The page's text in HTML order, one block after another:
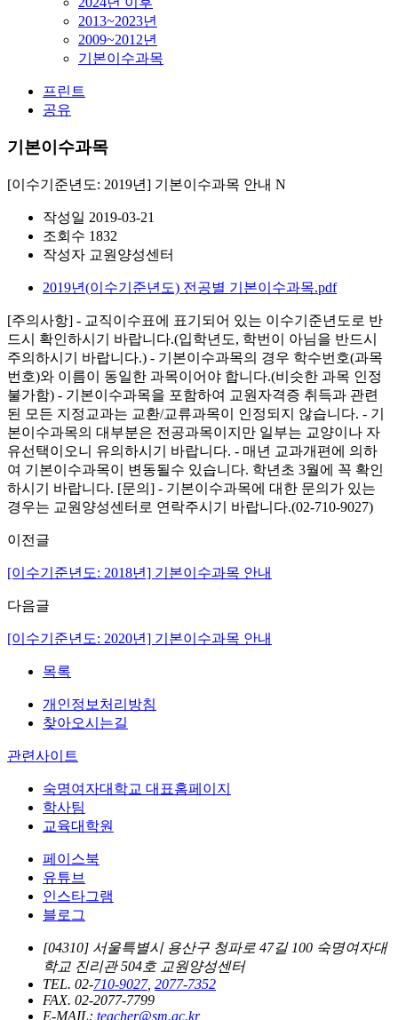
2013~2023년
2009~2012년
기본이수과목
프린트
공유
기본이수과목
[이수기준년도: 2019년] 기본이수과목 안내 N
작성일 2019-03-21
조회수 1832
작성자 교원양성센터
2019년(이수기준년도) 전공별 기본이수과목.pdf
[주의사항] - 교직이수표에 표기되어 있는 이수기준년도로 반
드시 확인하시기 바랍니다.(입학년도, 학번이 아님을 반드시
주의하시기 바랍니다.) - 기본이수과목의 경우 학수번호(과목
번호)와 이름이 동일한 과목이어야 합니다.(비슷한 과목 인정
불가함) - 기본이수과목을 포함하여 교원자격증 취득과 관련
된 모든 지정교과는 교환/교류과목이 인정되지 않습니다. - 기
본이수과목의 대부분은 전공과목이지만 일부는 교양이나 자
유선택이오니 유의하시기 바랍니다. - 매년 교과개편에 의하
여 기본이수과목이 변동될수 있습니다. 학년초 3월에 꼭 확인
하시기 바랍니다. [문의] - 기본이수과목에 대한 문의가 있는
경우는 교원양성센터로 연락주시기 바랍니다.(02-710-9027)
이전글
[이수기준년도: 2018년] 기본이수과목 안내
다음글
[이수기준년도: 2020년] 기본이수과목 안내
목록
개인정보처리방침
찾아오시는길
관련사이트
숙명여자대학교 대표홈페이지
학사팀
교육대학원
페이스북
유튜브
인스타그램
블로그
[04310] 서울특별시 용산구 청파로 47길 100 숙명여자대
학교 진리관 504호 교원양성센터
TEL. 02-710-9027, 2077-7352
FAX. 02-2077-7799
E-MAIL: teacher@sm.ac.kr